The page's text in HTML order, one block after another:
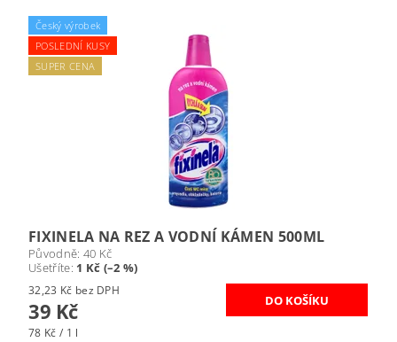
Český výrobek
POSLEDNÍ KUSY
SUPER CENA
FIXINELA NA REZ A VODNÍ KÁMEN 500ML
Původně: 40 Kč
Ušetříte: 1 Kč (–2 %)
32,23 Kč bez DPH
39 Kč
78 Kč / 1 l